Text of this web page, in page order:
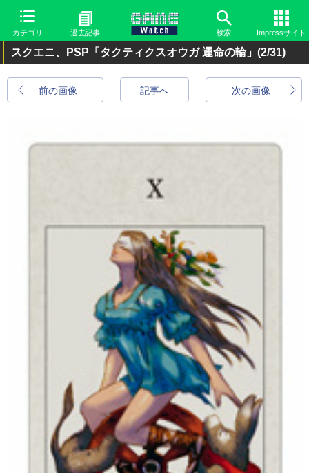
カテゴリ 過去記事 検索 Impressサイト
スクエニ、PSP「タクティクスオウガ 運命の輪」 (2/31)
前の画像 次の画像
記事へ